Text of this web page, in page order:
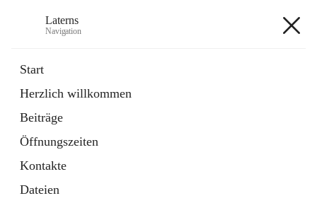
Laterns
Navigation
Start
Herzlich willkommen
Beiträge
Öffnungszeiten
Kontakte
Dateien
11 Schnellzugriffe
Soziales
1 Schnellzugriff